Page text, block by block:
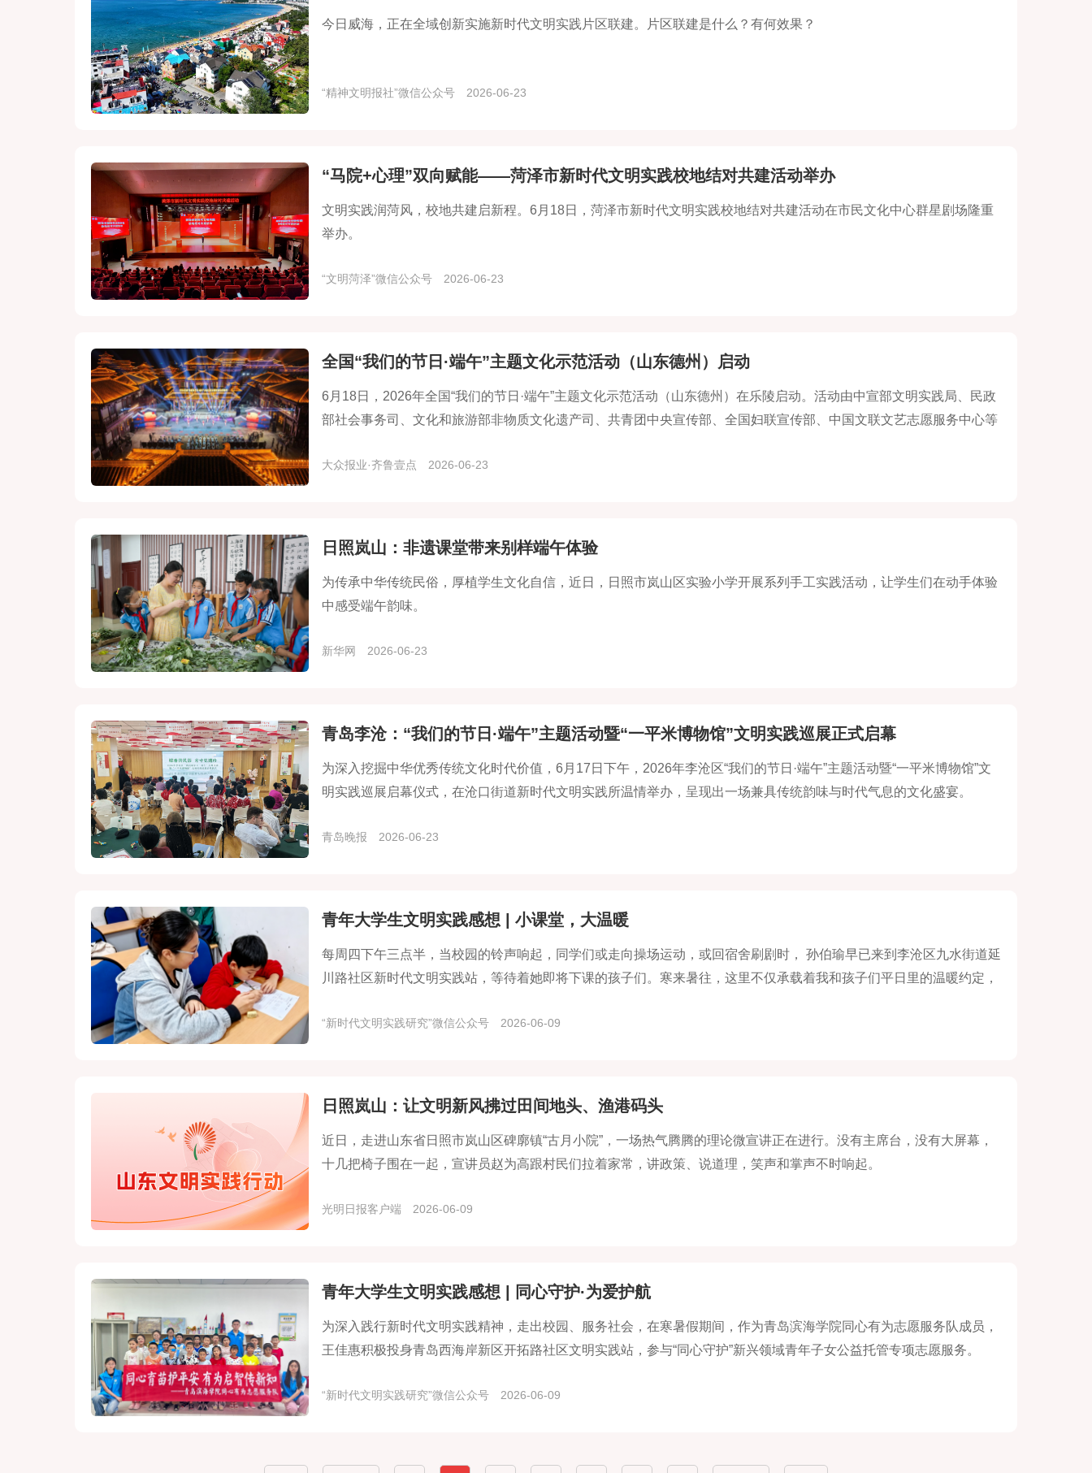
今日威海，正在全域创新实施新时代文明实践片区联建。片区联建是什么？有何效果？
“精神文明报社”微信公众号 2026-06-23
“马院+心理”双向赋能——菏泽市新时代文明实践校地结对共建活动举办
文明实践润菏风，校地共建启新程。6月18日，菏泽市新时代文明实践校地结对共建活动在市民文化中心群星剧场隆重
举办。
“文明菏泽”微信公众号 2026-06-23
全国“我们的节日·端午”主题文化示范活动（山东德州）启动
6月18日，2026年全国“我们的节日·端午”主题文化示范活动（山东德州）在乐陵启动。活动由中宣部文明实践局、民政
部社会事务司、文化和旅游部非物质文化遗产司、共青团中央宣传部、全国妇联宣传部、中国文联文艺志愿服务中心等
活。
大众报业·齐鲁壹点 2026-06-23
日照岚山：非遗课堂带来别样端午体验
为传承中华传统民俗，厚植学生文化自信，近日，日照市岚山区实验小学开展系列手工实践活动，让学生们在动手体验
中感受端午韵味。
新华网 2026-06-23
青岛李沧：“我们的节日·端午”主题活动暨“一平米博物馆”文明实践巡展正式启幕
为深入挖掘中华优秀传统文化时代价值，6月17日下午，2026年李沧区“我们的节日·端午”主题活动暨“一平米博物馆”文
明实践巡展启幕仪式，在沧口街道新时代文明实践所温情举办，呈现出一场兼具传统韵味与时代气息的文化盛宴。
青岛晚报 2026-06-23
青年大学生文明实践感想 | 小课堂，大温暖
每周四下午三点半，当校园的铃声响起，同学们或走向操场运动，或回宿舍刷剧时， 孙伯瑜早已来到李沧区九水街道延
川路社区新时代文明实践站，等待着她即将下课的孩子们。寒来暑往，这里不仅承载着我和孩子们平日里的温暖约定，
“新时代文明实践研究”微信公众号 2026-06-09
日照岚山：让文明新风拂过田间地头、渔港码头
近日，走进山东省日照市岚山区碑廓镇“古月小院”，一场热气腾腾的理论微宣讲正在进行。没有主席台，没有大屏幕，
十几把椅子围在一起，宣讲员赵为高跟村民们拉着家常，讲政策、说道理，笑声和掌声不时响起。
光明日报客户端 2026-06-09
青年大学生文明实践感想 | 同心守护·为爱护航
​为深入践行新时代文明实践精神，走出校园、服务社会，在寒暑假期间，作为青岛滨海学院同心有为志愿服务队成员，
王佳惠积极投身青岛西海岸新区开拓路社区文明实践站，参与“同心守护”新兴领域青年子女公益托管专项志愿服务。
“新时代文明实践研究”微信公众号 2026-06-09